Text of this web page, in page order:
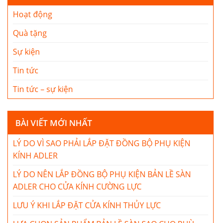
Hoạt động
Quà tặng
Sự kiện
Tin tức
Tin tức – sự kiện
BÀI VIẾT MỚI NHẤT
LÝ DO VÌ SAO PHẢI LẮP ĐẶT ĐỒNG BỘ PHỤ KIỆN
KÍNH ADLER
LÝ DO NÊN LẮP ĐỒNG BỘ PHỤ KIỆN BẢN LỀ SÀN
ADLER CHO CỬA KÍNH CƯỜNG LỰC
LƯU Ý KHI LẮP ĐẶT CỬA KÍNH THỦY LỰC